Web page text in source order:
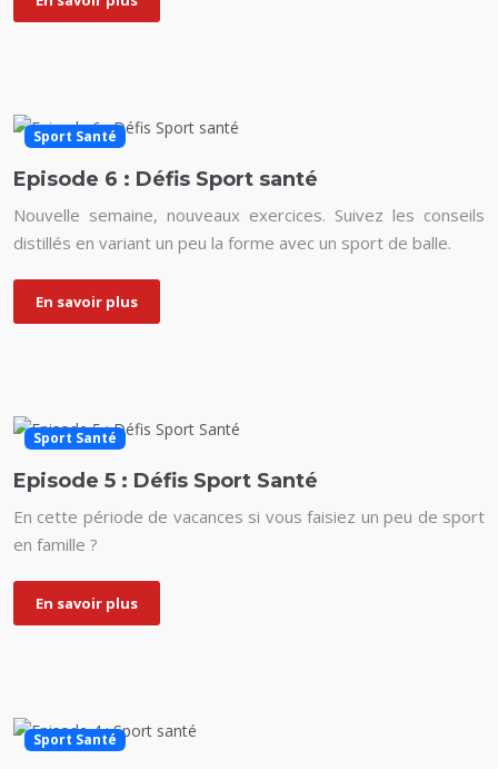
Sport Santé
Episode 6 : Défis Sport santé
Nouvelle semaine, nouveaux exercices. Suivez les conseils
distillés en variant un peu la forme avec un sport de balle.
En savoir plus
Sport Santé
Episode 5 : Défis Sport Santé
En cette période de vacances si vous faisiez un peu de sport
en famille ?
En savoir plus
Sport Santé